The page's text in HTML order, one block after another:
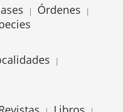
| Órdenes |
|